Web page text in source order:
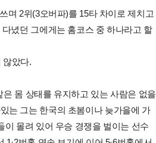
며 2위(3오버파)를 15타 차이로 제치고
녔던 그에게는 홈코스 중 하나라고 할
않았다.
몸 상태를 유지하고 있는 사람은 없을
는 그는 한국의 초봄이나 늦가을에 가
이 몰려 있어 우승 경쟁을 벌이는 선수